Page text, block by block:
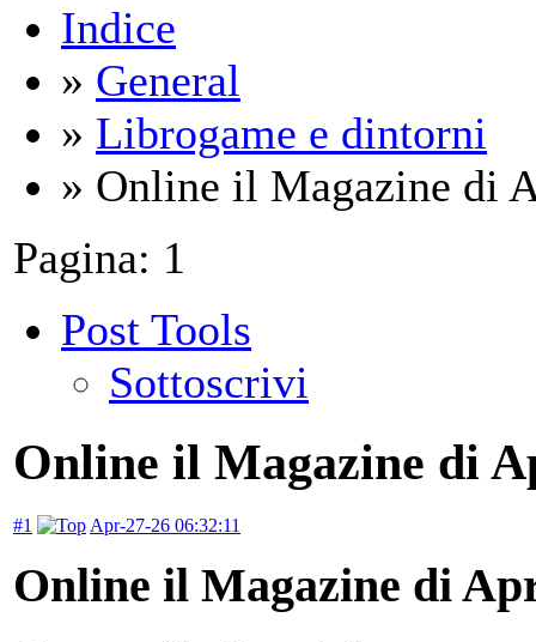
Indice
» General
» Librogame e dintorni
» Online il Magazine di
Pagina: 1
Post Tools
Sottoscrivi
Online il Magazine di
#1 Apr-27-26 06:32:11
Online il Magazine di